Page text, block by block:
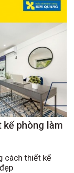
kế phòng làm
cách thiết kế